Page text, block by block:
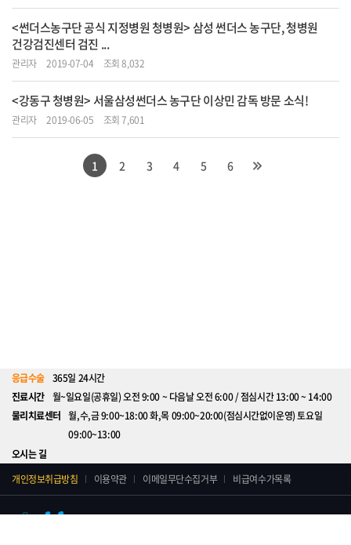
<썬더스농구단 공식 지정병원 청병원> 삼성 썬더스 농구단, 청병원
건강검진센터 검진 ...
관리자 2019-07-04 조회 8,032
<강동구 청병원> 서울삼성썬더스 농구단 이상민 감독 방문 소식!
관리자 2019-06-05 조회 7,601
1 2 3 4 5 6
응급수술 365일 24시간
진료시간 월~일요일(공휴일) 오전 9:00 ~ 다음날 오전 6:00 / 점심시간 13:00 ~ 14:00
물리치료센터 월,수,금 9:00~18:00 화,목 09:00~20:00(점심시간없이운영) 토요일
09:00~13:00
오시는 길
개인정보취급방침
이용약관 이메일무단수집거부 비급여수가목록